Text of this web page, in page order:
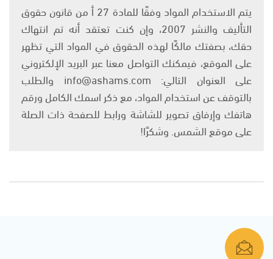
يتم الاستخدام المواد وفقًا للمادة 27 أ من قانون حقوق
التأليف والنشر 2007، وإن كنت تعتقد أنه تم انتهاك
حقك، بصفتك مالكًا لهذه الحقوق في المواد التي تظهر
على الموقع، فيمكنك التواصل معنا عبر البريد الإلكتروني
على العنوان التالي: info@ashams.com والطلب
بالتوقف عن استخدام المواد، مع ذكر اسمك الكامل ورقم
هاتفك وإرفاق تصوير للشاشة ورابط للصفحة ذات الصلة
على موقع الشمس. وشكرًا!